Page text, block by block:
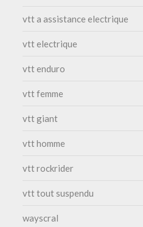
vtt a assistance electrique
vtt electrique
vtt enduro
vtt femme
vtt giant
vtt homme
vtt rockrider
vtt tout suspendu
wayscral